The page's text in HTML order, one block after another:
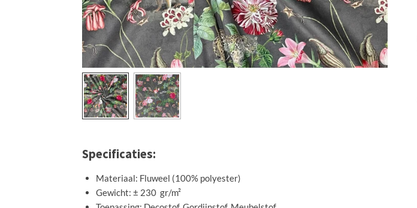
Specificaties:
Materiaal: Fluweel (100% polyester)
Gewicht: ± 230 gr/m²